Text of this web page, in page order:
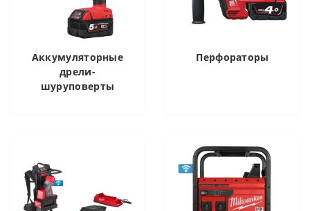
Аккумуляторные
дрели-
шуруповерты
Перфораторы